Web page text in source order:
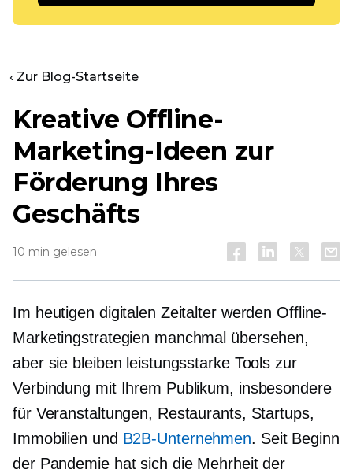
‹ Zur Blog-Startseite
Kreative Offline-
Marketing-Ideen zur
Förderung Ihres
Geschäfts
10 min gelesen
Im heutigen digitalen Zeitalter werden Offline-
Marketingstrategien manchmal übersehen,
aber sie bleiben leistungsstarke Tools zur
Verbindung mit Ihrem Publikum, insbesondere
für Veranstaltungen, Restaurants, Startups,
Immobilien und B2B-Unternehmen. Seit Beginn
der Pandemie hat sich die Mehrheit der